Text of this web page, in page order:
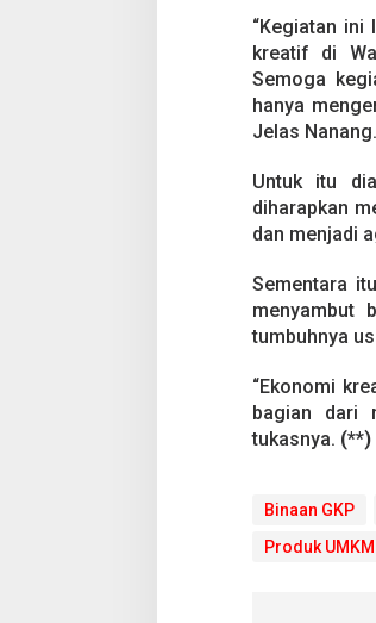
“Kegiatan ini
kreatif di
Semoga
hanya
Jelas Nanang.
Untuk itu
diharapkan
dan menjadi
Sementara
menyambut
tumbuhnya
“Ekonomi
bagian dari
tukasnya. (**)
Binaan GKP
Produk UMKM